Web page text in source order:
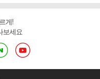
게!
보세요